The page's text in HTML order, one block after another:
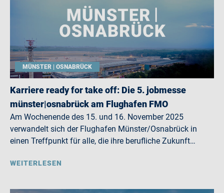
MÜNSTER | OSNABRÜCK
Karriere ready for take off: Die 5. jobmesse
münster|osnabrück am Flughafen FMO
Am Wochenende des 15. und 16. November 2025
verwandelt sich der Flughafen Münster/Osnabrück in
einen Treffpunkt für alle, die ihre berufliche Zukunft…
WEITERLESEN